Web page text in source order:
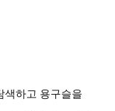
색하고 용구슬을